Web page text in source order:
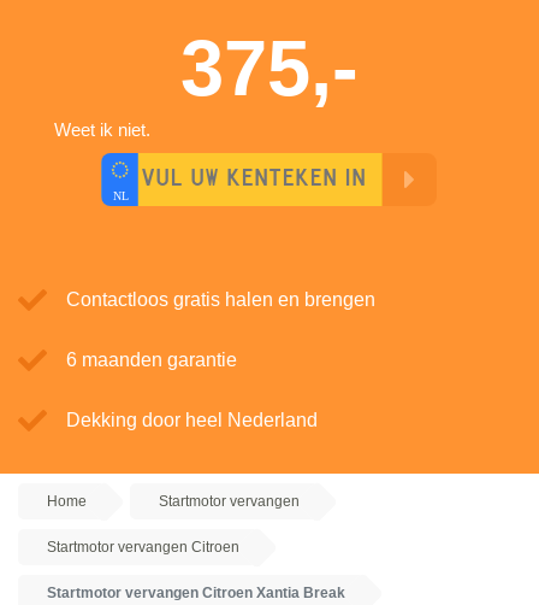
375,-
Weet ik niet.
Contactloos gratis halen en brengen
6 maanden garantie
Dekking door heel Nederland
Home Startmotor vervangen
Startmotor vervangen Citroen
Startmotor vervangen Citroen Xantia Break